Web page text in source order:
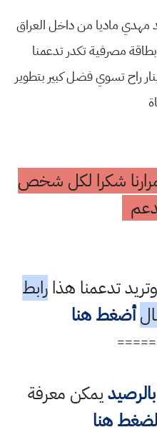
مهدي ماديا من داخل العراق
مصرفية تكدر تدعمنا
حته لو بـ 1 الف دينار راح تسوي فضل كبير بتطوير
شكرا لكل شخص
تدعمنا هذارابط
أضغط هنا
يمكن معرفة
هنا